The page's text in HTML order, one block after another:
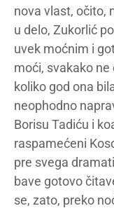
nova vlast, očito,
u delo, Zukorlić
uvek moćnim i
moći, svakako
koliko god ona
neophodno
Borisu Tadiću i
raspamećeni
pre svega
bave gotovo
se, zato, preko